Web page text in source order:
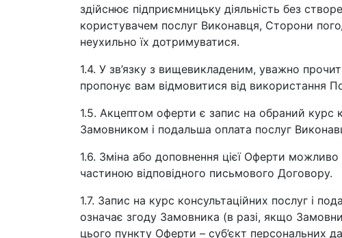
здійснює підприємницьку діяльність без
користувачем послуг Виконавця, Сторони
неухильно їх дотримуватися.
1.4. У зв’язку з вищевикладеним, уважно
пропонує вам відмовитися від використання
1.5. Акцептом оферти є запис на обраний курс
Замовником і подальша оплата послуг
1.6. Зміна або доповнення цієї Оферти
частиною відповідного письмового Договору.
1.7. Запис на курс консультаційних послуг і
означає згоду Замовника (в разі, якщо
цього пункту Оферти – суб’єкт персональних